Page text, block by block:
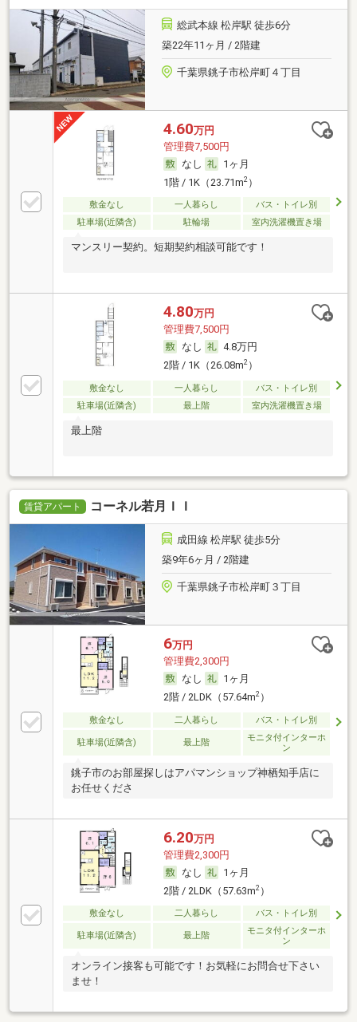
総武本線 松岸駅 徒歩6分
築22年11ヶ月 / 2階建
千葉県銚子市松岸町４丁目
4.60万円
管理費7,500円
なし
1ヶ月
1階 / 1K（23.71m2）
敷金なし 一人暮らし
バス・トイレ別
駐車場(近隣含)
駐輪場 室内洗濯機置き場
マンスリー契約。短期契約相談可能です！
4.80万円
管理費7,500円
なし
4.8万円
2階 / 1K（26.08m2）
敷金なし 一人暮らし
バス・トイレ別
駐車場(近隣含)
最上階 室内洗濯機置き場
最上階
賃貸アパート コーネル若月ＩＩ
成田線 松岸駅 徒歩5分
築9年6ヶ月 / 2階建
千葉県銚子市松岸町３丁目
6万円
管理費2,300円
なし
1ヶ月
2階 / 2LDK（57.64m2）
敷金なし 二人暮らし バス・トイレ別
駐車場(近隣含) 最上階
モニタ付インターホ
ン
銚子市のお部屋探しはアパマンショップ神栖知手店に
お任せくださ
6.20万円
管理費2,300円
なし
1ヶ月
2階 / 2LDK（57.63m2）
敷金なし 二人暮らし バス・トイレ別
駐車場(近隣含) 最上階
モニタ付インターホ
ン
オンライン接客も可能です！お気軽にお問合せ下さい
ませ！